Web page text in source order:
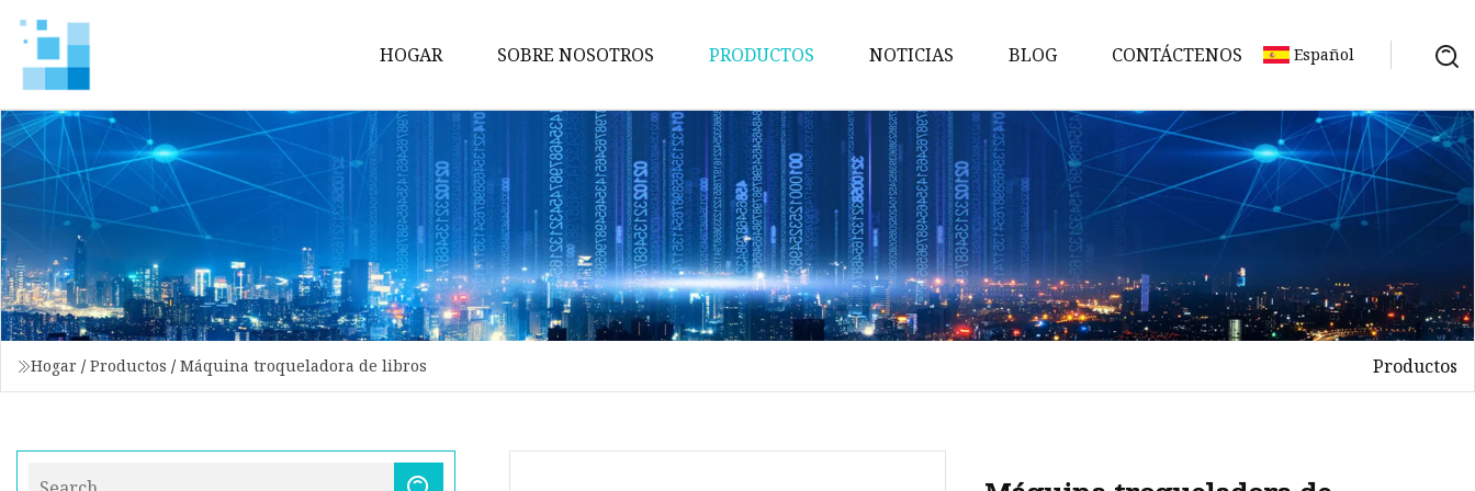
HOGAR SOBRE NOSOTROS PRODUCTOS
Maquina de pruebas
Máquina de embalaje
Maquina de cortar
Máquina bronceadora
Perforadora
Máquina transportadora
Máquina de libros para niños
NOTICIAS BLOG CONTÁCTENOS Español
Hogar / Productos / Máquina troqueladora de libros Productos